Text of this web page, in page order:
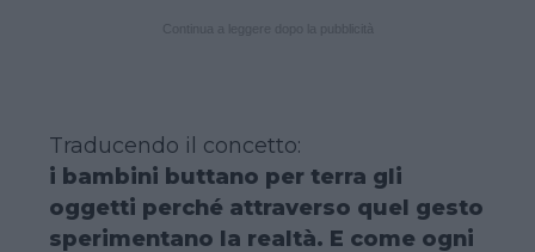
Traducendo il concetto:
i bambini buttano per terra gli
oggetti perché attraverso quel gesto
sperimentano la realtà. E come ogni